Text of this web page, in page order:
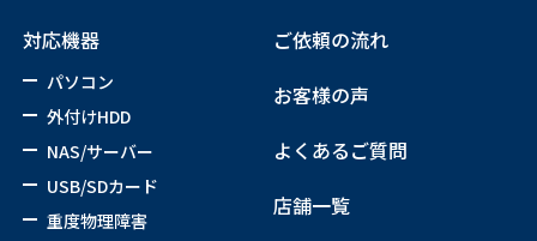
対応機器
パソコン
外付けHDD
NAS/サーバー
USB/SDカード
重度物理障害
ご依頼の流れ
お客様の声
よくあるご質問
店舗一覧